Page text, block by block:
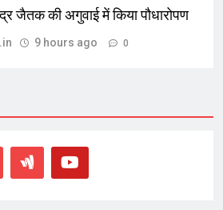
जैतक की अगुवाई में किया पौधारोपण
9 hours ago 0